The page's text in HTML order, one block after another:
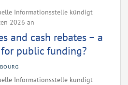
Informationsstelle kündigt
2026 an
and cash rebates – a
public funding?
Informationsstelle kündigt